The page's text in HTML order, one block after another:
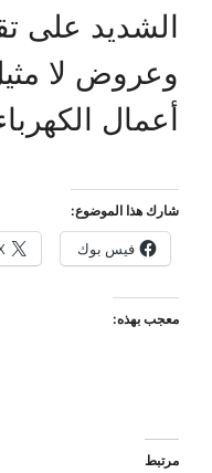
الشديد على
وعروض لا
أعمال
شارك هذا الموضوع:
فيس بوك
معجب بهذه:
مرتبط